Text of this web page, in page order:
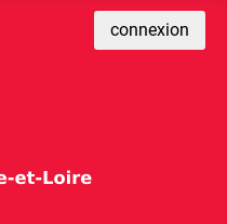
connexion